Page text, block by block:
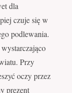
dla
czuje się w
podlewania.
Przy
oczy przez
prezent